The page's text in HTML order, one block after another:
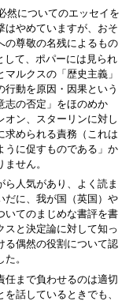
然についてのエッセイを
はやめていますが、おそ
の尊敬の名残によるもの
して、ポパーには見られ
ルクスの「歴史主義」
行動を原因・因果という
志の否定」をほのめか
オン、スターリンに対し
求められる責務（これは
うに促すものである」か
せん。
人気があり、よく読ま
だに、我が国（英国）や
いてのまじめな書評を書
スと決定論に対して知っ
る偶然の役割について認
。
まで負わせるのは適切
話しているときでも、